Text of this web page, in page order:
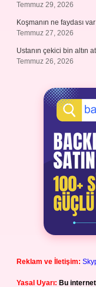
Temmuz 29, 2026
Koşmanın ne faydası
Temmuz 27, 2026
Ustanın çekici bin altın
Temmuz 26, 2026
Reklam ve İletişim:
Yasal Uyarı: Bu